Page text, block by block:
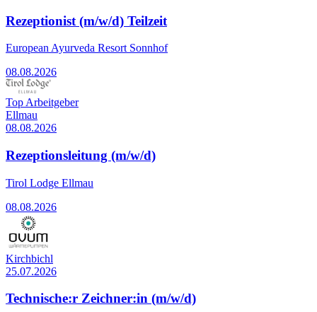
Rezeptionist (m/w/d) Teilzeit
European Ayurveda Resort Sonnhof
08.08.2026
Top Arbeitgeber
Ellmau
08.08.2026
Rezeptionsleitung (m/w/d)
Tirol Lodge Ellmau
08.08.2026
Kirchbichl
25.07.2026
Technische:r Zeichner:in (m/w/d)